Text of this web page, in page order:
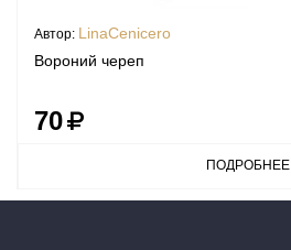
Автор: LinaCenicero
Вороний череп
70
ПОДРОБНЕЕ